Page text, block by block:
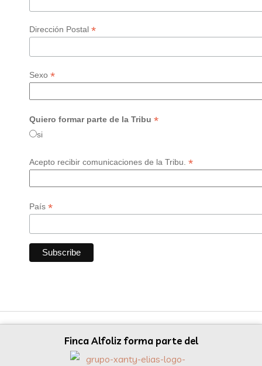
Dirección Postal *
Sexo *
Quiero formar parte de la Tribu *
si
Acepto recibir comunicaciones de la Tribu. *
País *
Finca Alfoliz forma parte del